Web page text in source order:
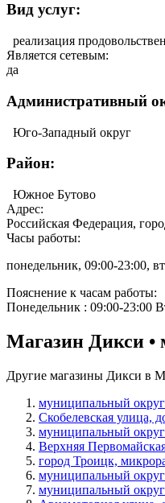
Вид услуг:
реализация
Является сетевым:
да
Административный
Юго-Западный округ
Район:
Южное Бутово
Адрес:
Российская Федерация,
Часы работы:
понедельник, 09:00-23:00,
Пояснение к часам работы:
Понедельник : 09:00-23:00
Магазин Дикси •
Другие магазины Дикси в
муниципальный
Скобелевская улица,
муниципальный
Верхняя
город Троицк,
муниципальный
муниципальный